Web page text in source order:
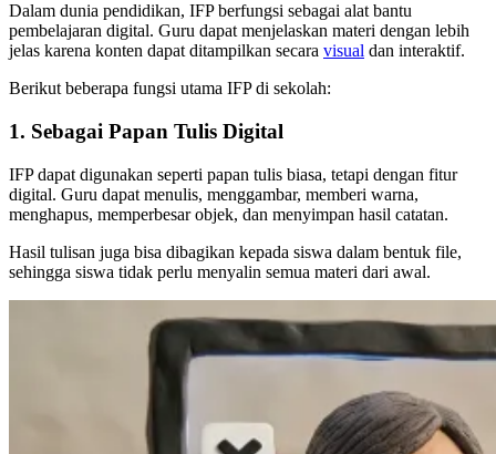
Dalam dunia pendidikan, IFP berfungsi sebagai alat bantu
pembelajaran digital. Guru dapat menjelaskan materi dengan lebih
jelas karena konten dapat ditampilkan secara visual dan interaktif.
Berikut beberapa fungsi utama IFP di sekolah:
1. Sebagai Papan Tulis Digital
IFP dapat digunakan seperti papan tulis biasa, tetapi dengan fitur
digital. Guru dapat menulis, menggambar, memberi warna,
menghapus, memperbesar objek, dan menyimpan hasil catatan.
Hasil tulisan juga bisa dibagikan kepada siswa dalam bentuk file,
sehingga siswa tidak perlu menyalin semua materi dari awal.